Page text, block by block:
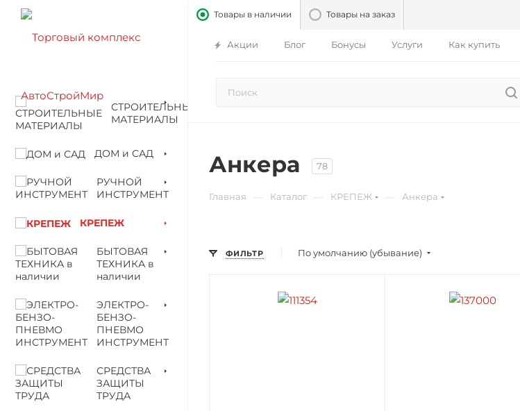
Товары в наличии Товары на заказ
Акции Блог Бонусы Услуги Как купить
СТРОИТЕЛЬНЫЕ
МАТЕРИАЛЫ
ДОМ и САД
РУЧНОЙ
ИНСТРУМЕНТ
КРЕПЕЖ
БЫТОВАЯ
ТЕХНИКА в
наличии
ЭЛЕКТРО-
БЕНЗО-
ПНЕВМО
ИНСТРУМЕНТ
СРЕДСТВА
ЗАЩИТЫ
ТРУДА
Анкера 78
Главная Каталог КРЕПЕЖ Анкера
ФИЛЬТР По умолчанию (убывание)